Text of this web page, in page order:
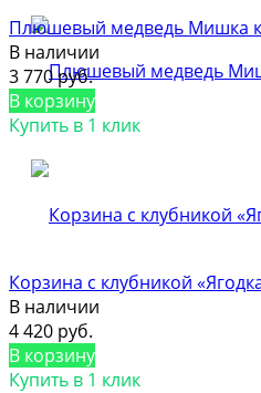
Плюшевый медведь Мишка
В наличии
3 770 руб.
В корзину
Купить в 1 клик
Корзина с клубникой
В наличии
4 420 руб.
В корзину
Купить в 1 клик